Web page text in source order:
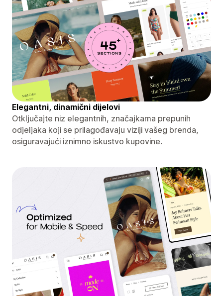
Elegantni, dinamični dijelovi
Otključajte niz elegantnih, značajkama prepunih
odjeljaka koji se prilagođavaju viziji vašeg brenda,
osiguravajući iznimno iskustvo kupovine.